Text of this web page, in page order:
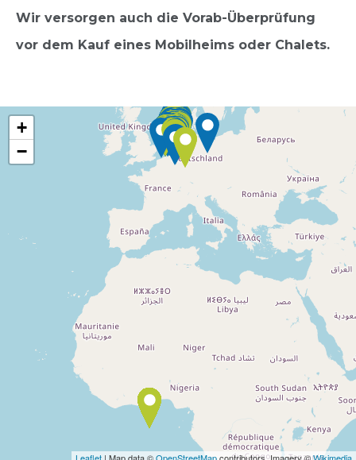
Wir versorgen auch die Vorab-Überprüfung
vor dem Kauf eines Mobilheims oder Chalets.
+
−